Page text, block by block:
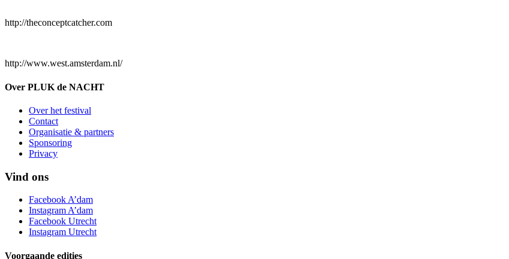
http://theconceptcatcher.com
http://www.west.amsterdam.nl/
Over PLUK de NACHT
Over het festival
Contact
Organisatie & partners
Sponsoring
Privacy
Vind ons
Facebook A’dam
Instagram A’dam
Facebook Utrecht
Instagram Utrecht
Voorgaande edities